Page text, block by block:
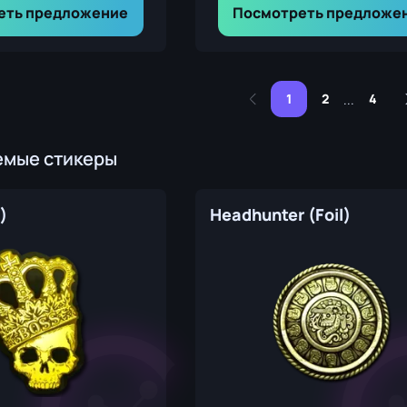
предложение Посмотреть
1 2 ... 4
стикеры
Headhunter (Foil)